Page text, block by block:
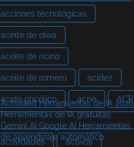
acciones tecnológicas
aceite de oliva
aceite de ricino
aceite de romero acidez
ácido glicólico acné ACP
Actividad Herramientas de IA 2026
Herramientas de IA gratuitas
Gemini AI Google AI Herramientas
de aprendizaje automático
actividades activos